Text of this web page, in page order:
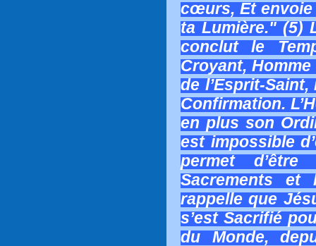
cœurs, Et envoie
ta Lumière." (5)
conclut le
Croyant,
de l’Esprit-
Confirmation.
en plus son
est impossible
permet
Sacrements et
rappelle que
s’est Sacrifié
du Monde,